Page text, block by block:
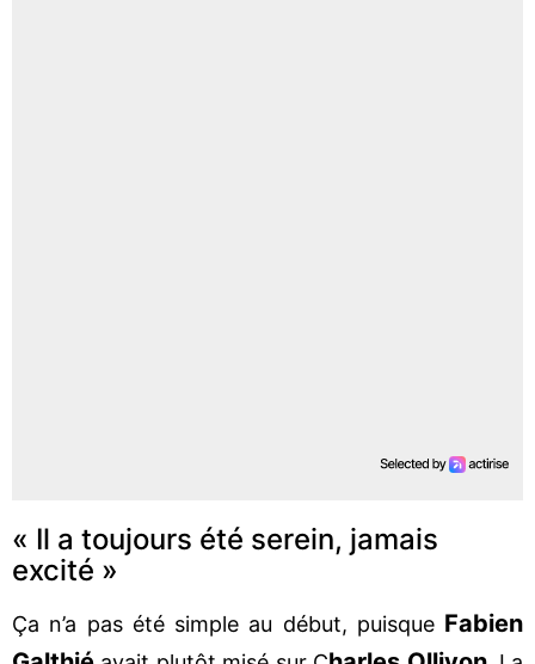
« Il a toujours été serein, jamais
excité »
Ça n’a pas été simple au début, puisque Fabien